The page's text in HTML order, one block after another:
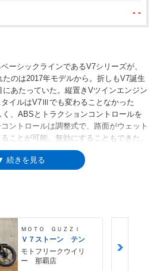
- -
ーシックラインであるV7シリーズが、
のは2017年モデルから。折しもV7誕生
にあたっていた。縦置きVツインエンジン
イルはV7Ⅲでも変わることなかった
、ABSとトラクションコントロールを
ントロールは調整式で、路面がウェット
ことが可能。無効にすることもできた。
クのイメージを持たせたV7Ⅲのベーシ
装のロゴマークなどに小変更を受け
続きを見る
ＭＯＴＯ ＧＵＺＺＩ
Ｖ７ストーン テン
モトフリークウイリ
ー 那覇店